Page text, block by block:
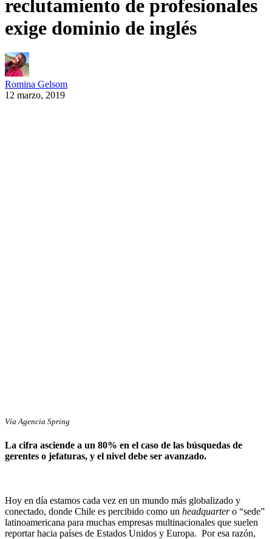
reclutamiento de profesionales
exige dominio de inglés
Romina Gelsom
12 marzo, 2019
Vía Agencia Spring
La cifra asciende a un 80% en el caso de las búsquedas de
gerentes o jefaturas, y el nivel debe ser avanzado.
Hoy en día estamos cada vez en un mundo más globalizado y
conectado, donde Chile es percibido como un headquartero “sede”
latinoamericana para muchas empresas multinacionales que suelen
reportar hacia países de Estados Unidos y Europa. Por esa razón,